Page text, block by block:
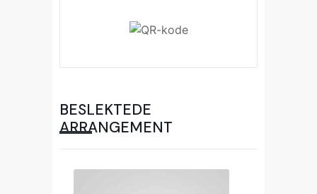
BESLEKTEDE
ARRANGEMENT